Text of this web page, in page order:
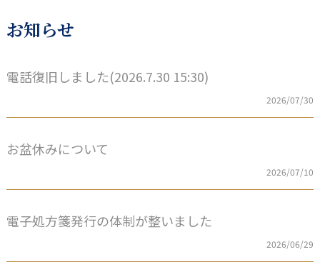
お知らせ
電話復旧しました(2026.7.30 15:30)
2026/07/30
お盆休みについて
2026/07/10
電子処方箋発行の体制が整いました
2026/06/29